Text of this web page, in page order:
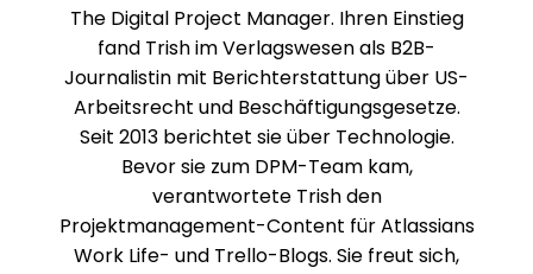
The Digital Project Manager. Ihren Einstieg
fand Trish im Verlagswesen als B2B-
Journalistin mit Berichterstattung über US-
Arbeitsrecht und Beschäftigungsgesetze.
Seit 2013 berichtet sie über Technologie.
Bevor sie zum DPM-Team kam,
verantwortete Trish den
Projektmanagement-Content für Atlassians
Work Life- und Trello-Blogs. Sie freut sich,